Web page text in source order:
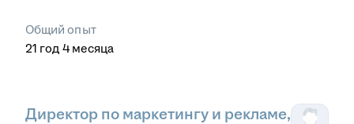
Общий опыт
21 год 4 месяца
Директор по маркетингу и рекламе,